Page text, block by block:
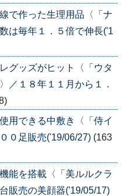
で作った生理用品〈「ナ
は毎年１．５倍で伸長('1
グッズがヒット〈「ウタ
１８年１１月から１．
用できる中敷き〈「侍イ
０足販売('19/06/27) (163
能を搭載〈「美ルルクラ
販売の美顔器('19/05/17)